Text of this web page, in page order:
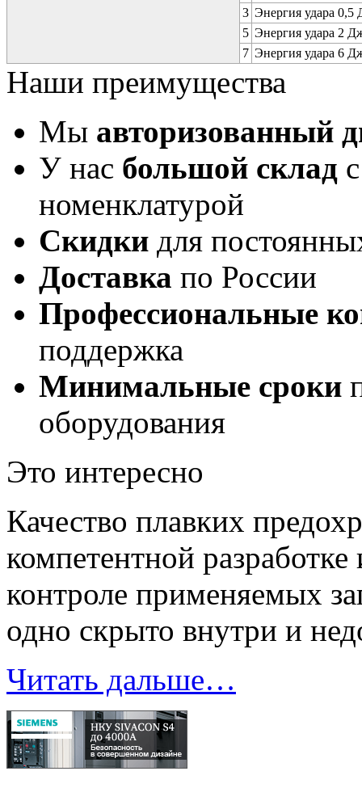
3 Энергия удара 0,5
5 Энергия удара 2
7 Энергия удара 6
Наши преимущества
Мы авторизованный
У нас большой склад
номенклатурой
Скидки для
Доставка по России
Профессиональные
поддержка
Минимальные сроки
оборудования
Это интересно
Качество плавких
компетентной
контроле применяемых
одно скрыто внутри и
Читать дальше…